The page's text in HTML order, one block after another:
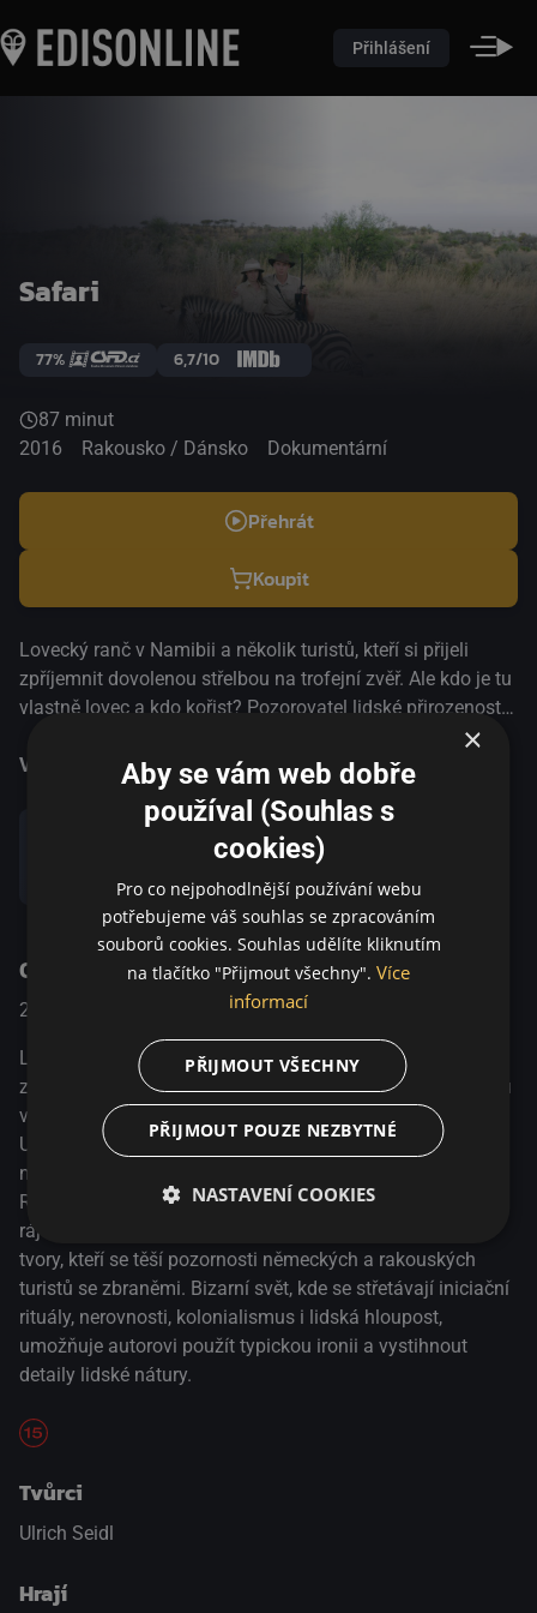
Přihlášení
Safari
77% 6,7/10
87 minut
2016
Rakousko / Dánsko Dokumentární
Přehrát
Koupit
Lovecký ranč v Namibii a několik turistů, kteří si přijeli
zpříjemnit dovolenou střelbou na trofejní zvěř. Ale kdo je tu
vlastně lovec a kdo kořist? Pozorovatel lidské přirozenosti
Ulrich Seidl se po průzkumu rakouských sklepů zaměřuje
na téma, které z jiného úhlu zkoumal v prvním díle trilogie
Ráj. Jeho stylizovaný dokument nás tentokrát zavádí do
ráje trofejních lovců, mezi zebry, antilopy, impaly a další
tvory, kteří se těší pozornosti německých a rakouských
turistů se zbraněmi. Bizarní svět, kde se střetávají iniciační
rituály, nerovnosti, kolonialismus i lidská hloupost,
umožňuje autorovi použít typickou ironii a vystihnout
detaily lidské nátury.
Více informací
O pořadu
2016 Rakousko / Dánsko Dokumentární
Lovecký ranč v Namibii a několik turistů, kteří si přijeli
zpříjemnit dovolenou střelbou na trofejní zvěř. Ale kdo je tu
vlastně lovec a kdo kořist? Pozorovatel lidské přirozenosti
Ulrich Seidl se po průzkumu rakouských sklepů zaměřuje
na téma, které z jiného úhlu zkoumal v prvním díle trilogie
Ráj. Jeho stylizovaný dokument nás tentokrát zavádí do
ráje trofejních lovců, mezi zebry, antilopy, impaly a další
tvory, kteří se těší pozornosti německých a rakouských
turistů se zbraněmi. Bizarní svět, kde se střetávají iniciační
rituály, nerovnosti, kolonialismus i lidská hloupost,
umožňuje autorovi použít typickou ironii a vystihnout
detaily lidské nátury.
Tvůrci
Ulrich Seidl
Hrají
×
Aby se vám web dobře
používal (Souhlas s
cookies)
Pro co nejpohodlnější používání webu
potřebujeme váš souhlas se zpracováním
souborů cookies. Souhlas udělíte kliknutím
na tlačítko "Přijmout všechny". Více
informací
PŘIJMOUT VŠECHNY
PŘIJMOUT POUZE NEZBYTNÉ
NASTAVENÍ COOKIES